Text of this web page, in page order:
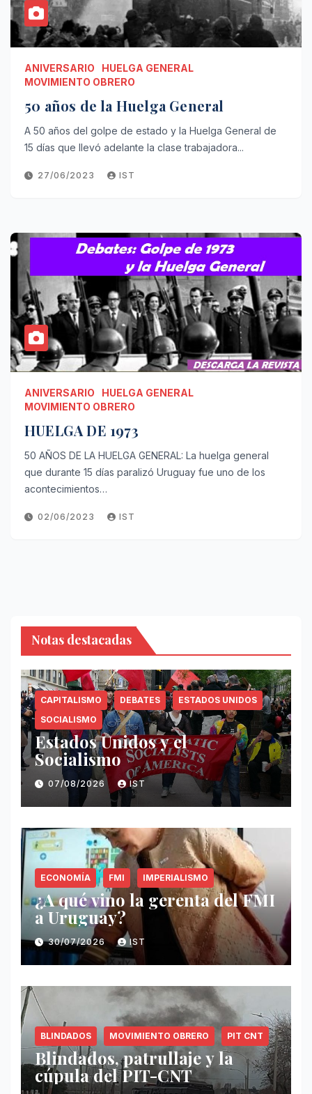
ANIVERSARIO
HUELGA GENERAL
MOVIMIENTO OBRERO
50 años de la Huelga General
A 50 años del golpe de estado y la Huelga General de
15 días que llevó adelante la clase trabajadora...
27/06/2023 IST
ANIVERSARIO
HUELGA GENERAL
MOVIMIENTO OBRERO
HUELGA DE 1973
50 AÑOS DE LA HUELGA GENERAL: La huelga general
que durante 15 días paralizó Uruguay fue uno de los
acontecimientos…
02/06/2023 IST
Notas destacadas
CAPITALISMO DEBATES
ESTADOS UNIDOS
SOCIALISMO
Estados Unidos y el
Socialismo
07/08/2026 IST
ECONOMÍA FMI IMPERIALISMO
¿A qué vino la gerenta del FMI
a Uruguay?
30/07/2026 IST
BLINDADOS MOVIMIENTO OBRERO PIT CNT
Blindados, patrullaje y la
cúpula del PIT-CNT